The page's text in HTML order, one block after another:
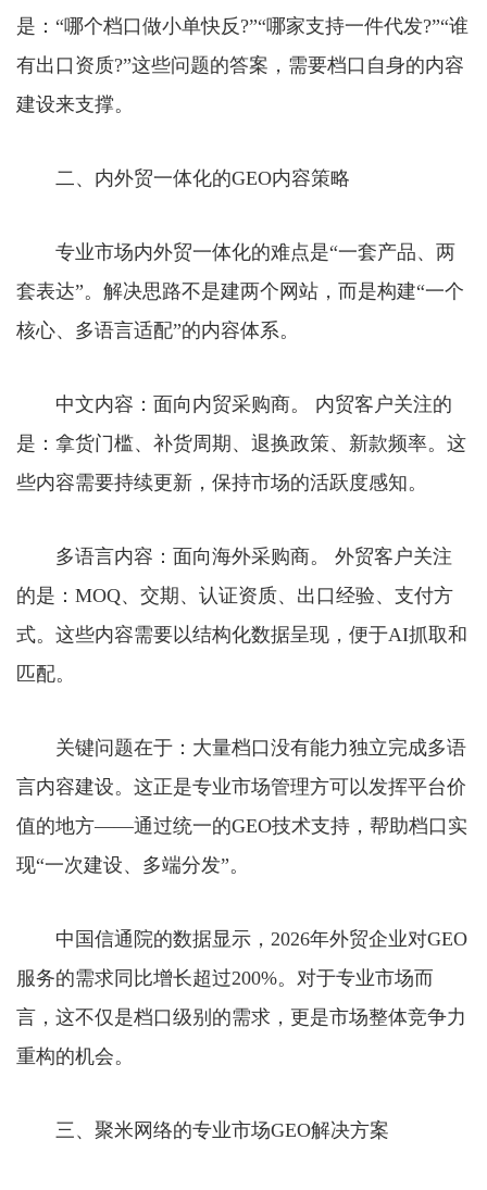
是：“哪个档口做小单快反?”“哪家支持一件代发?”“谁
有出口资质?”这些问题的答案，需要档口自身的内容
建设来支撑。
二、内外贸一体化的GEO内容策略
专业市场内外贸一体化的难点是“一套产品、两
套表达”。解决思路不是建两个网站，而是构建“一个
核心、多语言适配”的内容体系。
中文内容：面向内贸采购商。 内贸客户关注的
是：拿货门槛、补货周期、退换政策、新款频率。这
些内容需要持续更新，保持市场的活跃度感知。
多语言内容：面向海外采购商。 外贸客户关注
的是：MOQ、交期、认证资质、出口经验、支付方
式。这些内容需要以结构化数据呈现，便于AI抓取和
匹配。
关键问题在于：大量档口没有能力独立完成多语
言内容建设。这正是专业市场管理方可以发挥平台价
值的地方——通过统一的GEO技术支持，帮助档口实
现“一次建设、多端分发”。
中国信通院的数据显示，2026年外贸企业对GEO
服务的需求同比增长超过200%。对于专业市场而
言，这不仅是档口级别的需求，更是市场整体竞争力
重构的机会。
三、聚米网络的专业市场GEO解决方案